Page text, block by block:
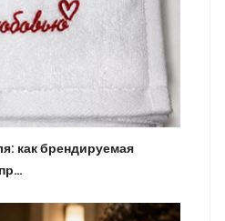
как брендируемая